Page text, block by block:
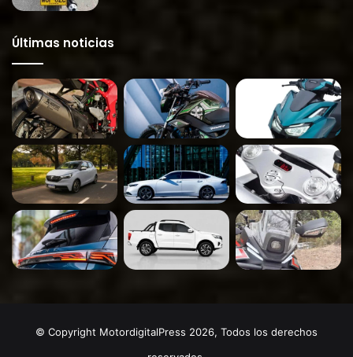
Últimas noticias
© Copyright MotordigitalPress 2026, Todos los derechos